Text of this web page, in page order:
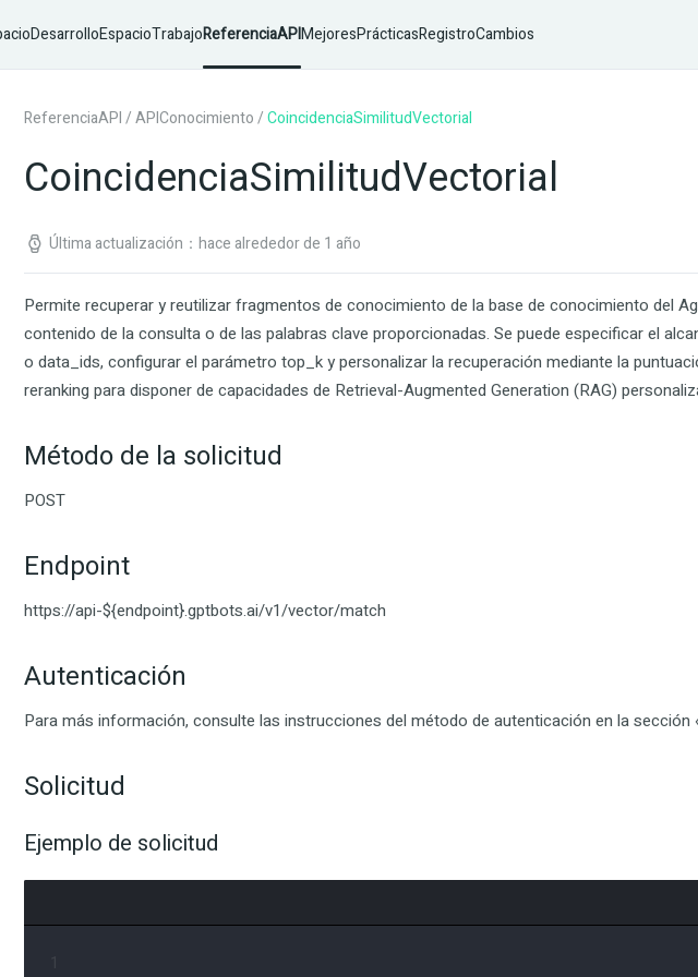
EspacioTrabajoReferenciaAPIMejoresPrácticasRegistroCambios
ReferenciaAPI/APIConocimiento/CoincidenciaSimilitudVectorial
CoincidenciaSimilitudVectorial
Última actualización：hace alrededor de 1 año
Permite recuperar y reutilizar fragmentos de conocimiento de la base de conocimiento del
contenido de la consulta o de las palabras clave proporcionadas. Se puede especificar el
o data_ids, configurar el parámetro top_ky personalizar la recuperación mediante la
reranking para disponer de capacidades de Retrieval-Augmented Generation (RAG)
Método de la solicitud
POST
Endpoint
https://api-${endpoint}.gptbots.ai/v1/vector/match
Autenticación
Para más información, consulte las instrucciones del método de autenticación en la sección
Solicitud
Ejemplo de solicitud